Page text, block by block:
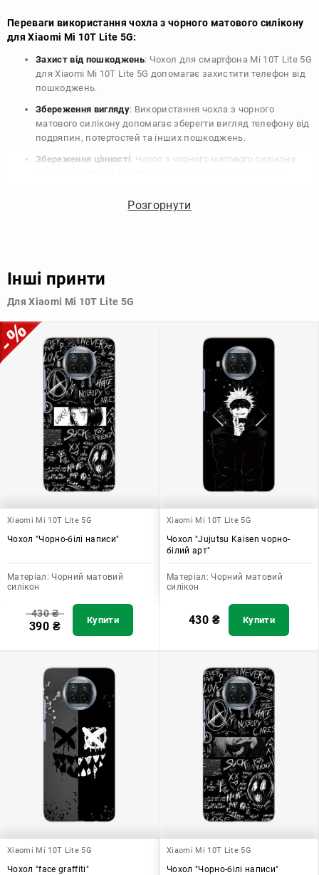
Переваги використання чохла з чорного матового силікону
для Xiaomi Mi 10T Lite 5G:
Захист від пошкоджень: Чохол для смартфона Mi 10T Lite 5G
для Xiaomi Mi 10T Lite 5G допомагає захистити телефон від
пошкоджень.
Збереження вигляду: Використання чохла з чорного
матового силікону допомагає зберегти вигляд телефону від
подряпин, потертостей та інших пошкоджень.
Збереження цінності: Чохол з чорного матового силікону
планують продати свій пристрій в майбутньому.
Узагалі, чохол для телефону - це дуже корисний аксесуар, який
допомагає захистити ваш пристрій, зберегти його цінність і
Розгорнути
Інші принти
Для Xiaomi Mi 10T Lite 5G
Xiaomi Mi 10T Lite 5G
Чохол "Чорно-білі написи"
Матеріал: Чорний матовий
силікон
430₴
390 ₴ Купити
Xiaomi Mi 10T Lite 5G
Чохол "Jujutsu Kaisen чорно-
білий арт"
Матеріал: Чорний матовий
силікон
430 ₴ Купити
Xiaomi Mi 10T Lite 5G
Чохол "face graffiti"
Xiaomi Mi 10T Lite 5G
Чохол "Чорно-білі написи"